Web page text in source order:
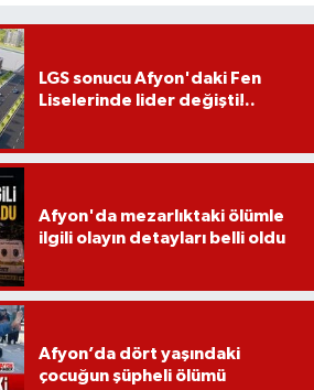
LGS sonucu Afyon'daki Fen
Liselerinde lider değişti!..
Afyon'da mezarlıktaki ölümle
ilgili olayın detayları belli oldu
Afyon’da dört yaşındaki
çocuğun şüpheli ölümü